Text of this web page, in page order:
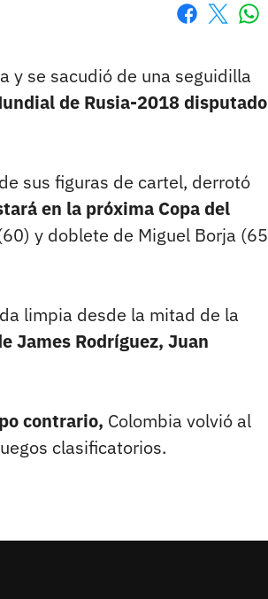
y se sacudió de una seguidilla
de Rusia-2018 disputado
sus figuras de cartel, derrotó
en la próxima Copa del
y doblete de Miguel Borja (65
limpia desde la mitad de la
James Rodríguez, Juan
contrario, Colombia volvió al
clasificatorios.